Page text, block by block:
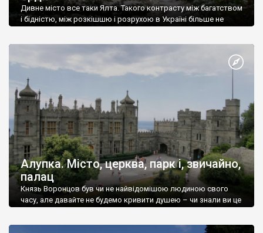
Дивне місто все таки Ялта. Такого контрасту між багатством
і бідністю, між розкішшю і розрухою в Україні більше не
Алупка. Місто, церква, парк і, звичайно,
палац
Князь Воронцов був чи не найвідомішою людиною свого
часу, але давайте не будемо кривити душею – чи знали ви це